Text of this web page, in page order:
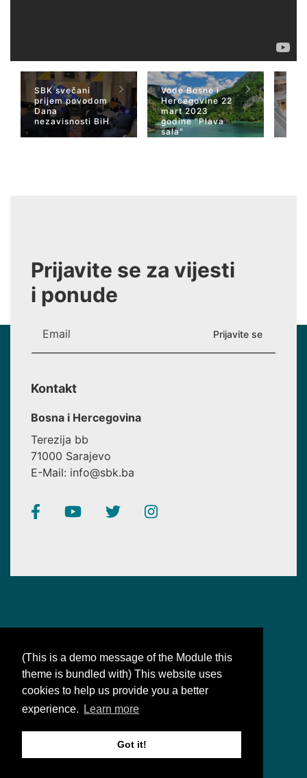
(This is a demo message of the Module this
theme is bundled with) This website uses
cookies to help us provide you a better
experience.
Learn more
Got it!
SBK svečani
prijem povodom
Dana
nezavisnosti BiH
Vode Bosne i
Hercegovine 22
mart 2023
godine "Plava
sala"
Prijavite se za vijesti
i ponude
Kontakt
Bosna i Hercegovina
Terezija bb
71000 Sarajevo
E-Mail: info@sbk.ba
SBK
Bosanac-Bošnjak: sinonimi za naše jedinstvo
Copyright © 2019 BNF. Sva prava zadržana.